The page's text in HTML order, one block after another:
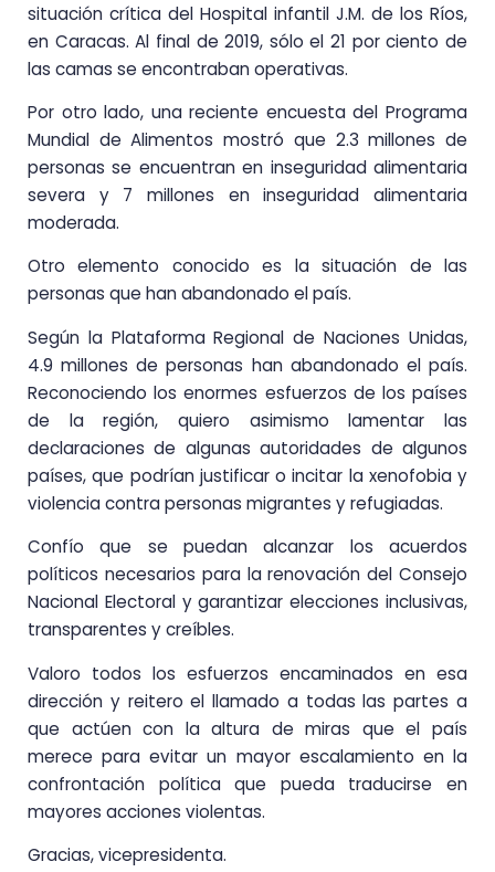
situación crítica del Hospital infantil J.M. de los Ríos,
en Caracas. Al final de 2019, sólo el 21 por ciento de
las camas se encontraban operativas.
Por otro lado, una reciente encuesta del Programa
Mundial de Alimentos mostró que 2.3 millones de
personas se encuentran en inseguridad alimentaria
severa y 7 millones en inseguridad alimentaria
moderada.
Otro elemento conocido es la situación de las
personas que han abandonado el país.
Según la Plataforma Regional de Naciones Unidas,
4.9 millones de personas han abandonado el país.
Reconociendo los enormes esfuerzos de los países
de la región, quiero asimismo lamentar las
declaraciones de algunas autoridades de algunos
países, que podrían justificar o incitar la xenofobia y
violencia contra personas migrantes y refugiadas.
Confío que se puedan alcanzar los acuerdos
políticos necesarios para la renovación del Consejo
Nacional Electoral y garantizar elecciones inclusivas,
transparentes y creíbles.
Valoro todos los esfuerzos encaminados en esa
dirección y reitero el llamado a todas las partes a
que actúen con la altura de miras que el país
merece para evitar un mayor escalamiento en la
confrontación política que pueda traducirse en
mayores acciones violentas.
Gracias, vicepresidenta.